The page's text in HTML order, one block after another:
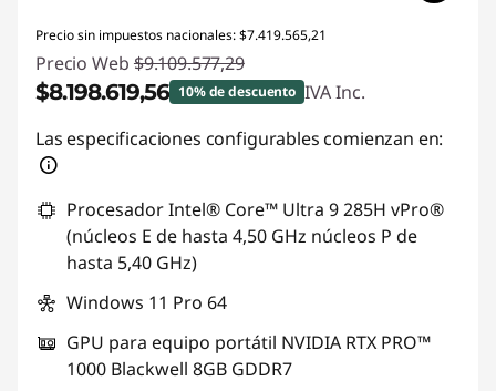
Precio sin impuestos nacionales: $7.419.565,21
Precio Web $9.109.577,29
$8.198.619,56 10% de descuento IVA Inc.
Descuento prod (inc IVA) :-$910.957,73
Las especificaciones configurables comienzan en:
Procesador Intel® Core™ Ultra 9 285H vPro®
(núcleos E de hasta 4,50 GHz núcleos P de
hasta 5,40 GHz)
Windows 11 Pro 64
GPU para equipo portátil NVIDIA RTX PRO™
1000 Blackwell 8GB GDDR7